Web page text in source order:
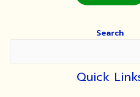
อำเภอ
กลางฯ
Search
Quick